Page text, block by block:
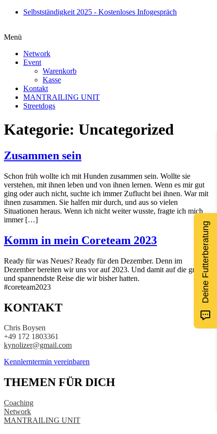
Zum
Selbstständigkeit 2025 - Kostenloses Infogespräch
Menü
Network
Event
Warenkorb
Kasse
Kontakt
MANTRAILING UNIT
Streetdogs
Kategorie: Uncategorized
Zusammen sein
Schon früh wollte ich mit Hunden zusammen sein. Wollte sie
verstehen, mit ihnen leben und von ihnen lernen. Wenn es mir gut
ging oder auch nicht, suchte ich immer Zuflucht bei ihnen. War mit
ihnen zusammen. Sie halfen mir durch, und aus so vielen
Situationen heraus. Wenn ich nicht weiter wusste, fragte ich mich
immer […]
Komm in mein Coreteam 2023
Ready für was Neues? Ready für den Dezember. Denn im
Dezember bereiten wir uns vor auf 2023. Und damit auf die größte
und spannendste Reise die wir bisher hatten.
#coreteam2023
KONTAKT
Chris Boysen
+49 172 1803361
kynolizer@gmail.com
Kennlerntermin vereinbaren
THEMEN FÜR DICH
Coaching
Network
MANTRAILING UNIT
Deine Futterberatung